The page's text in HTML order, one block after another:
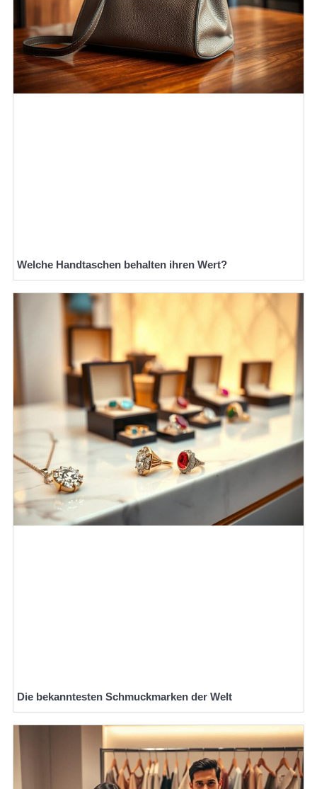
Welche Handtaschen behalten ihren Wert?
Die bekanntesten Schmuckmarken der Welt